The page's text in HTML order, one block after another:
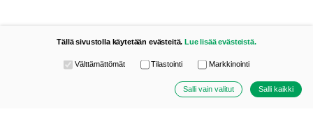
Tällä sivustolla käytetään evästeitä.Lue lisää evästeistä.
Valitse käytettävät evästeet
Välttämättömät Tilastointi Markkinointi
Salli vain valitut Salli kaikki